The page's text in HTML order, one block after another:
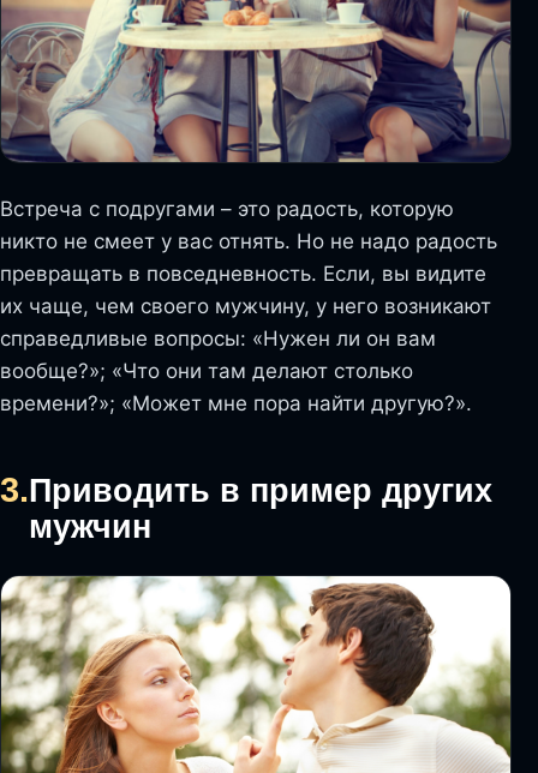
Встреча с подругами – это радость, которую
никто не смеет у вас отнять. Но не надо радость
превращать в повседневность. Если, вы видите
их чаще, чем своего мужчину, у него возникают
справедливые вопросы: «Нужен ли он вам
вообще?»; «Что они там делают столько
времени?»; «Может мне пора найти другую?».
3.Приводить в пример других
мужчин